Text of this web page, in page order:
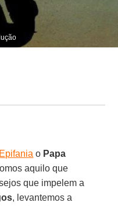
o Papa
aquilo que
que impelem a
, levantemos a